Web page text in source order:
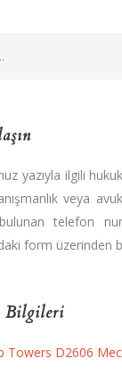
yazıyla ilgili
veya
telefon
form üzerinden
Bilgileri
Towers D2606